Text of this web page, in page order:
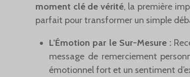
moment clé de vérité, la première
parfait pour transformer un simple
L’Émotion par le Sur-Mesure :
message de remerciement
émotionnel fort et un sentiment